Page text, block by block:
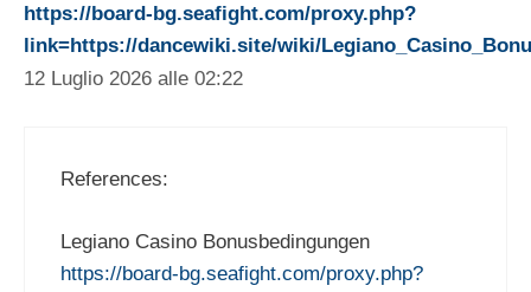
https://board-bg.seafight.com/proxy.php?
link=https://dancewiki.site/wiki/
12 Luglio 2026 alle 02:22
References:
Legiano Casino Bonusbedingungen
https://board-bg.seafight.com/proxy.php?